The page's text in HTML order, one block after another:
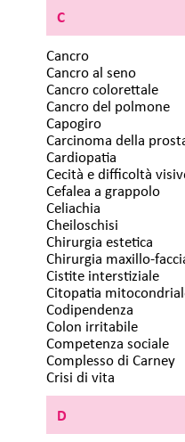
C
Cancro
Cancro al seno
Cancro colorettale
Cancro del polmone
Capogiro
Carcinoma della
Cardiopatia
Cecità e difficoltà
Cefalea a grappolo
Celiachia
Cheiloschisi
Chirurgia estetica
Chirurgia maxillo-
Cistite interstiziale
Citopatia
Codipendenza
Colon irritabile
Competenza sociale
Complesso di Carney
Crisi di vita
D